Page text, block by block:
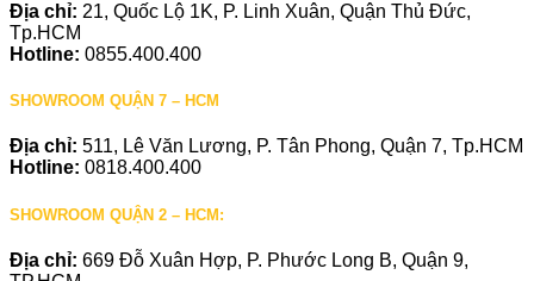
Địa chỉ: 21, Quốc Lộ 1K, P. Linh Xuân, Quận Thủ Đức,
Tp.HCM
Hotline: 0855.400.400
SHOWROOM QUẬN 7 – HCM
Địa chỉ: 511, Lê Văn Lương, P. Tân Phong, Quận 7, Tp.HCM
Hotline: 0818.400.400
SHOWROOM QUẬN 2 – HCM:
Địa chỉ: 669 Đỗ Xuân Hợp, P. Phước Long B, Quận 9,